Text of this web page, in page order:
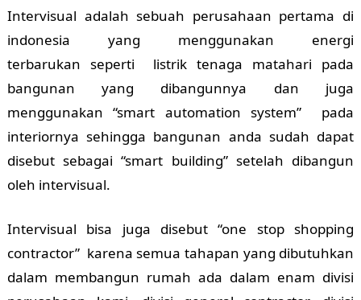
Intervisual adalah sebuah perusahaan pertama di
indonesia yang menggunakan energi
terbarukan seperti listrik tenaga matahari pada
bangunan yang dibangunnya dan juga
menggunakan “smart automation system” pada
interiornya sehingga bangunan anda sudah dapat
disebut sebagai “smart building” setelah dibangun
oleh intervisual.
Intervisual bisa juga disebut “one stop shopping
contractor” karena semua tahapan yang dibutuhkan
dalam membangun rumah ada dalam enam divisi